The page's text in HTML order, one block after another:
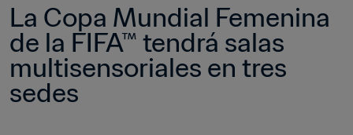
La Copa Mundial Femenina
de la FIFA™ tendrá salas
multisensoriales en tres
sedes